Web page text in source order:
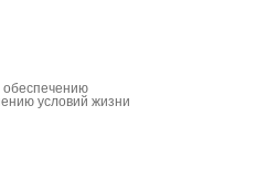
обеспечению
условий жизни